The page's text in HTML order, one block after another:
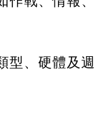
型、硬體及週